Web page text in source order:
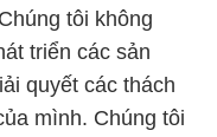
tôi không
triển các sản
quyết các thách
mình. Chúng tôi